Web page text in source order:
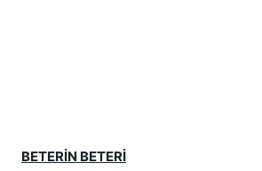
BETERİN BETERİ